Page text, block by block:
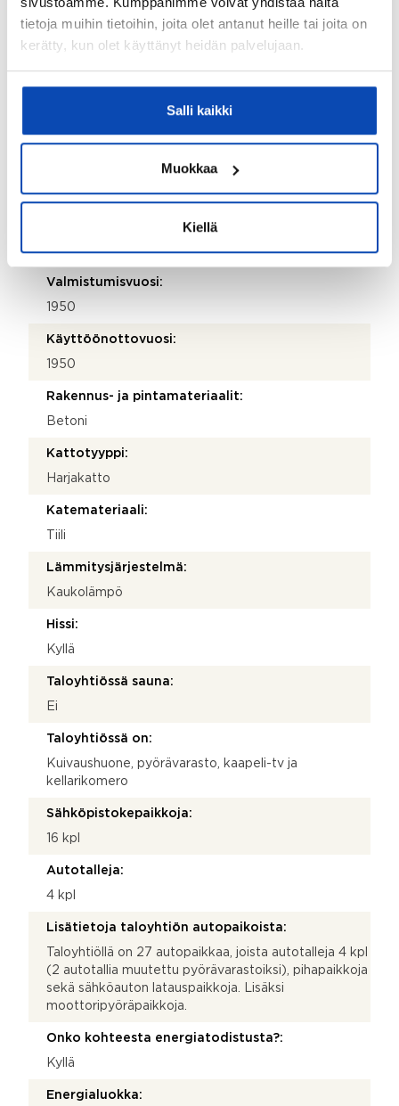
tietoja muihin tietoihin, joita olet antanut heille tai joita on
kerätty, kun olet käyttänyt heidän palvelujaan.
Salli kaikki
Muokkaa
Kiellä
970 028 760
Katuosoite:
00140
Helsinki
Isännöitsijäntodistuksen päivämäärä:
10.06.2026
Valmistumisvuosi:
1950
Käyttöönottovuosi:
1950
Rakennus- ja pintamateriaalit:
Betoni
Kattotyyppi:
Harjakatto
Katemateriaali:
Tiili
Lämmitysjärjestelmä:
Kaukolämpö
Hissi:
Kyllä
Taloyhtiössä sauna:
Ei
Taloyhtiössä on:
Kuivaushuone, pyörävarasto, kaapeli-tv ja
kellarikomero
Sähköpistokepaikkoja:
16 kpl
Autotalleja:
4 kpl
Lisätietoja taloyhtiön autopaikoista:
Taloyhtiöllä on 27 autopaikkaa, joista autotalleja 4 kpl
(2 autotallia muutettu pyörävarastoiksi), pihapaikkoja
sekä sähköauton latauspaikkoja. Lisäksi
moottoripyöräpaikkoja.
Onko kohteesta energiatodistusta?:
Kyllä
Energialuokka: